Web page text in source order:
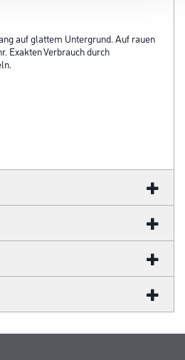
auf glattem Untergrund. Auf rauen
Exakten Verbrauch durch